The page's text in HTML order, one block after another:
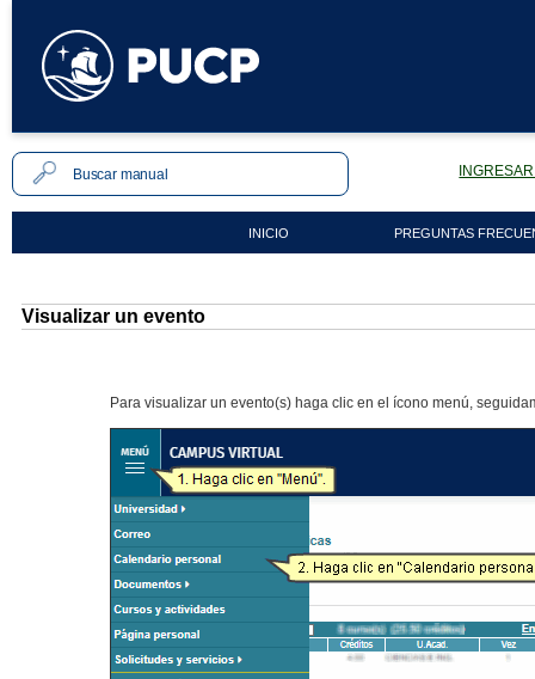
INICIO PREGUNTAS
Visualizar un evento
Para visualizar un evento(s) haga clic en el ícono menú,